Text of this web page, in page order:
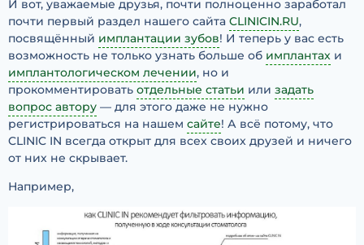
И вот, уважаемые друзья, почти полноценно заработал
почти первый раздел нашего сайта CLINICIN.RU,
посвящённый имплантации зубов! И теперь у вас есть
возможность не только узнать больше об имплантах и
имплантологическом лечении, но и
прокомментировать отдельные статьи или задать
вопрос автору — для этого даже не нужно
регистрироваться на нашем сайте! А всё потому, что
CLINIC IN всегда открыт для всех своих друзей и ничего
от них не скрывает.
Например,